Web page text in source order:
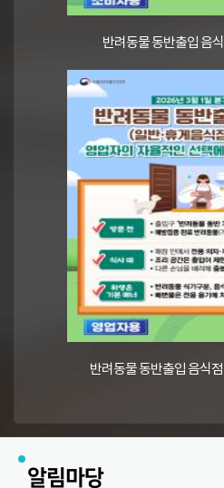
반려동물 동반출입 음
반려동물 동반출입 음식
알림마당